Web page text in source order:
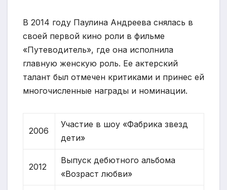
В 2014 году Паулина Андреева снялась в
своей первой кино роли в фильме
«Путеводитель», где она исполнила
главную женскую роль. Ее актерский
талант был отмечен критиками и принес ей
многочисленные награды и номинации.
2006
Участие в шоу «Фабрика звезд
дети»
2012
Выпуск дебютного альбома
«Возраст любви»